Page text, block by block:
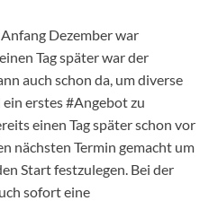
Dezember war
Tag später war der
auch schon da, um diverse
erstes #Angebot zu
einen Tag später schon vor
nächsten Termin gemacht um
Start festzulegen. Bei der
sofort eine